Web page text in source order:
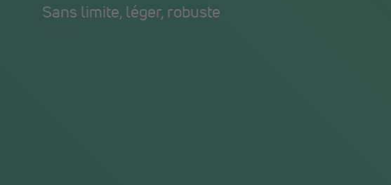
Sans limite, léger, robuste